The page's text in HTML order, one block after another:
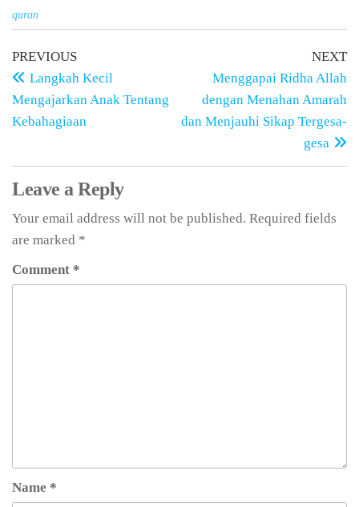
quran
PREVIOUS
Langkah Kecil
Mengajarkan Anak Tentang
Kebahagiaan
NEXT
Menggapai Ridha Allah
dengan Menahan Amarah
dan Menjauhi Sikap Tergesa-
gesa
Leave a Reply
Your email address will not be published. Required fields
are marked *
Comment *
Name *